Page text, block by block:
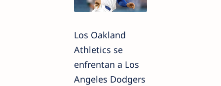
Los Oakland
Athletics se
enfrentan a Los
Angeles Dodgers